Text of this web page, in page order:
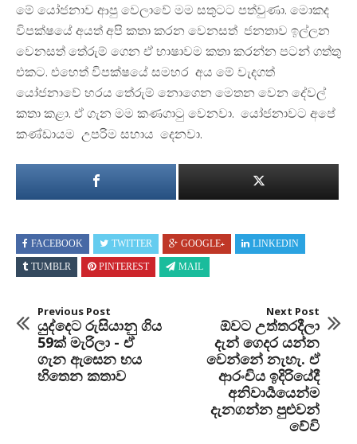
මේ යෝජනාව ආපු වෙලාවේ මම සතුටට පත්වුණා. මොකද
විපක්ෂයේ අයත් අපි කතා කරන වෙනසත් ජනතාව ඉල්ලන
වෙනසත් තේරුම් ගෙන ඒ භාෂාවම කතා කරන්න පටන් ගත්තු
එකට. එහෙත් විපක්ෂයේ සමහර අය මේ වැදගත්
යෝජනාවේ හරය තේරුම් නොගෙන මෙතන වෙන දේවල්
කතා කළා. ඒ ගැන මම කණගාටු වෙනවා. යෝජනාවට අපේ
කණ්ඩායම උපරිම සහාය දෙනවා.
FACEBOOK TWITTER GOOGLE+ LINKEDIN
TUMBLR PINTEREST MAIL
Previous Post
යුද්දෙට රුසියානු ගිය
59ක් මැරිලා - ඒ
ගැන ඇසෙන භය
හිතෙන කතාව
Next Post
ඕවට උත්තරදීලා
දැන් ගෙදර යන්න
වෙන්නේ නැහැ. ඒ
ආරංචිය ඉදිරියේදී
අනිවාර්‍යයෙන්ම
දැනගන්න පුළුවන්
වේවි